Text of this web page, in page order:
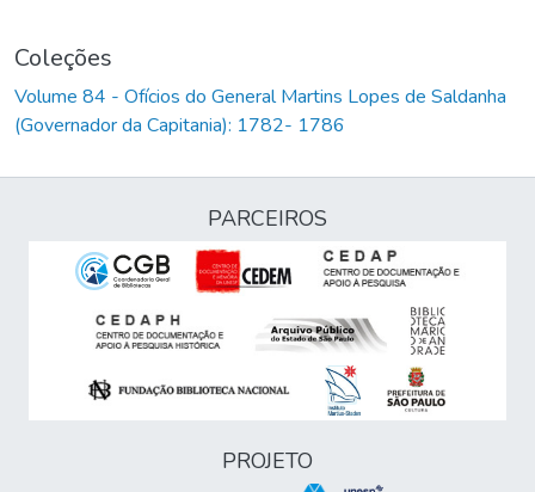
Coleções
Volume 84 - Ofícios do General Martins Lopes de Saldanha
(Governador da Capitania): 1782- 1786
PARCEIROS
PROJETO